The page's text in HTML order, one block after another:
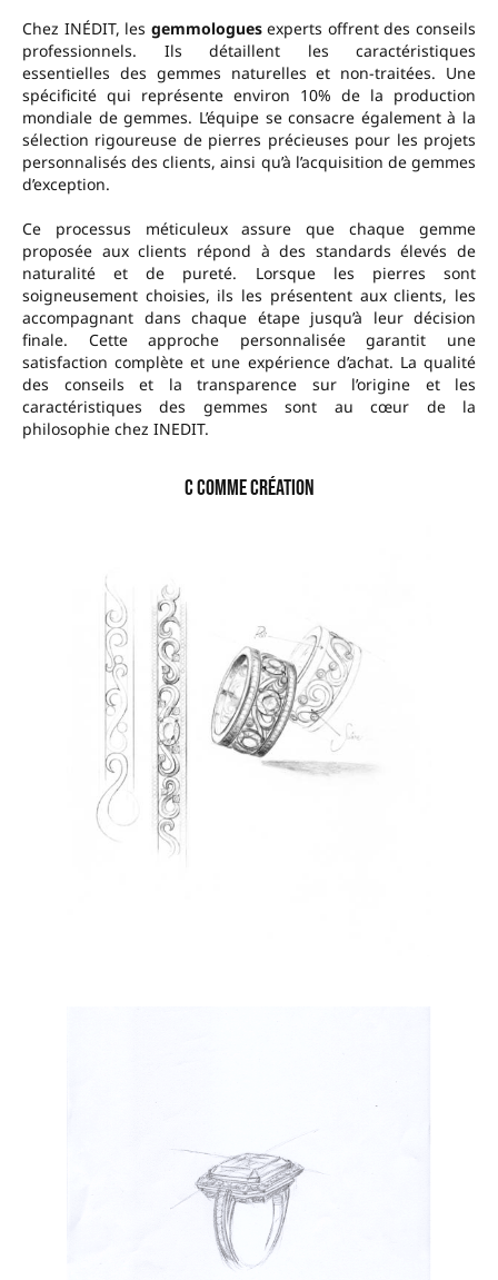
Chez INÉDIT, les gemmologuesexperts offrent des conseils
professionnels. Ils détaillent les caractéristiques
essentielles des gemmes naturelles et non-traitées. Une
spécificité qui représente environ 10% de la production
mondiale de gemmes. L’équipe se consacre également à la
sélection rigoureuse de pierres précieuses pour les projets
personnalisés des clients, ainsi qu’à l’acquisition de gemmes
d’exception.
Ce processus méticuleux assure que chaque gemme
proposée aux clients répond à des standards élevés de
naturalité et de pureté. Lorsque les pierres sont
soigneusement choisies, ils les présentent aux clients, les
accompagnant dans chaque étape jusqu’à leur décision
finale. Cette approche personnalisée garantit une
satisfaction complète et une expérience d’achat. La qualité
des conseils et la transparence sur l’origine et les
caractéristiques des gemmes sont au cœur de la
philosophie chez INEDIT.
C comme Création